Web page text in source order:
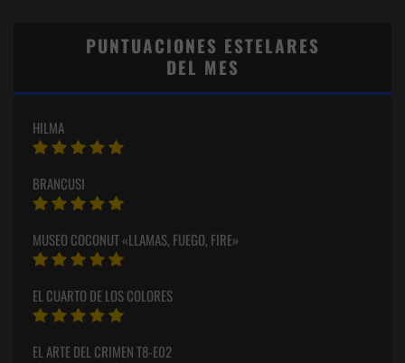
PUNTUACIONES ESTELARES
DEL MES
HILMA
BRANCUSI
MUSEO COCONUT «LLAMAS, FUEGO, FIRE»
EL CUARTO DE LOS COLORES
EL ARTE DEL CRIMEN T8-E02